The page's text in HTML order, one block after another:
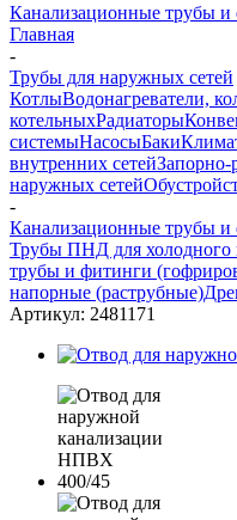
Канализационные трубы
Главная
-
Трубы для наружных сетей
КотлыВодонагреватели,
котельныхРадиаторы
системыНасосыБаки
внутренних сетейЗапорно-
наружных сетей
-
Канализационные трубы
Трубы ПНД для холодного
трубы и фитинги
напорные (раструбные)
Артикул: 2481171